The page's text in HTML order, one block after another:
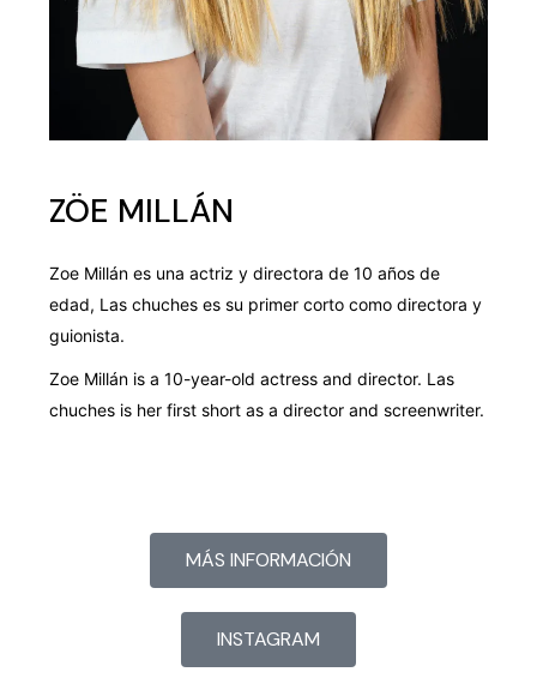
ZÖE MILLÁN
Zoe Millán es una actriz y directora de 10 años de
edad, Las chuches es su primer corto como directora y
guionista.
Zoe Millán is a 10-year-old actress and director. Las
chuches is her first short as a director and screenwriter.
MÁS INFORMACIÓN
INSTAGRAM